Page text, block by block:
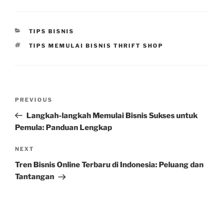
CATEGORIES
TIPS BISNIS
TAGS
TIPS MEMULAI BISNIS THRIFT SHOP
Previous
Post
PREVIOUS
Langkah-langkah Memulai Bisnis Sukses untuk
Pemula: Panduan Lengkap
Next
Post
NEXT
Tren Bisnis Online Terbaru di Indonesia: Peluang dan
Tantangan